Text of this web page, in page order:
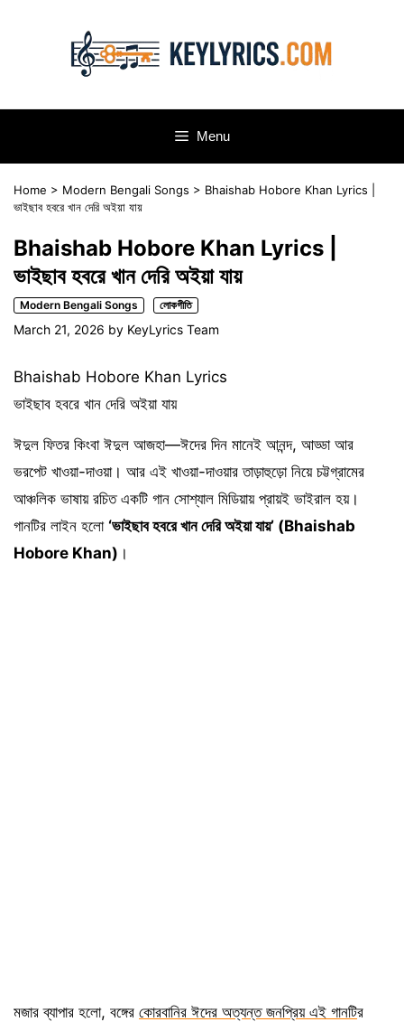
Menu
Home > Modern Bengali Songs > Bhaishab Hobore Khan Lyrics |
ভাইছাব হবরে খান দেরি অইয়া যায়
Bhaishab Hobore Khan Lyrics |
ভাইছাব হবরে খান দেরি অইয়া যায়
Modern Bengali Songs লোকগীতি
March 21, 2026 by KeyLyrics Team
Bhaishab Hobore Khan Lyrics
ভাইছাব হবরে খান দেরি অইয়া যায়
ঈদুল ফিতর কিংবা ঈদুল আজহা—ঈদের দিন মানেই আনন্দ, আড্ডা আর
ভরপেট খাওয়া-দাওয়া। আর এই খাওয়া-দাওয়ার তাড়াহুড়ো নিয়ে চট্টগ্রামের
আঞ্চলিক ভাষায় রচিত একটি গান সোশ্যাল মিডিয়ায় প্রায়ই ভাইরাল হয়।
গানটির লাইন হলো ‘ভাইছাব হবরে খান দেরি অইয়া যায়’ (Bhaishab
Hobore Khan) ।
মজার ব্যাপার হলো, বঙ্গের কোরবানির ঈদের অত্যন্ত জনপ্রিয় এই গানটির